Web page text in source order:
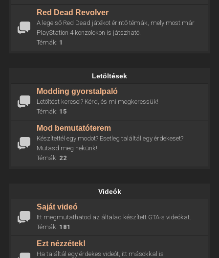
Red Dead Revolver
A legelső Red Dead játékot érintő témák, mely most már
PlayStation 4 konzolokon is játszható.
Témák: 1
Letöltések
Modding gyorstalpaló
Letöltést keresel? Kérd, és mi megkeressük!
Témák: 15
Mod bemutatóterem
Készítettél egy modot? Esetleg találtál egy érdekeset?
Mutasd meg nekünk!
Témák: 22
Videók
Saját videó
Itt megmutathatod az általad készített GTA-s videókat.
Témák: 181
Ezt nézzétek!
Ha találtál egy érdekes videót, itt másokkal is